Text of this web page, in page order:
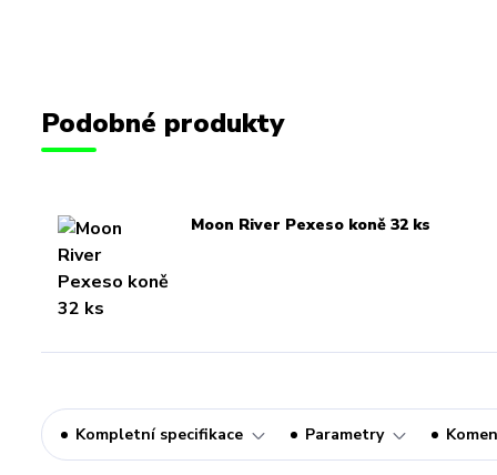
Podobné produkty
Moon River Pexeso koně 32 ks
Kompletní specifikace Parametry